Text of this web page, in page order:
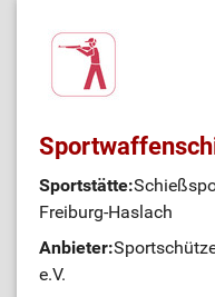
Sportstätte:
Freiburg-Haslach
Anbieter:
e.V.